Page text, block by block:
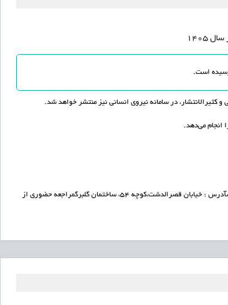
1405
در سامانه نیروی انسانی نیز منتشر خواهد شد.
انجام می‌دهد.
عنوان شغلی و مشخصات- مسلط به Excel و word- فن بیان بالامحل استخدام : استان فارسآدرس : خیابان قصرالدشت،کوچه ۵۴، ساختمان گلبرگمراجعه حضوری از